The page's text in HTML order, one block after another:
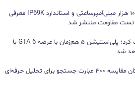
اوپو A7 Pro Max با باتری ۱۰ هزار میلی‌آمپرساعتی و استاندارد IP69K معرفی
مقاومت منتشر شد
سونی خیال گیمرها را راحت کرد؛ پلی‌استیشن ۵ هم‌زمان با عرضه GTA 6 با
گوگل ترندز ارتقا یافت؛ امکان مقایسه ۴۰۰ عبارت جستجو برای تحلیل حرفه‌ای